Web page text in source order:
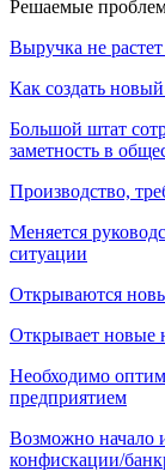
Решаемые
Выручка не
Как создать
Большой штат
заметность в
Производство,
Меняется
ситуации
Открываются
Открывает новые
Необходимо
предприятием
Возможно начало
конфискации/